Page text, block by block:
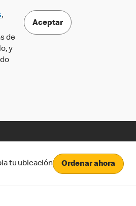
,
de
y
Aceptar
tu ubicación Ordenar ahora